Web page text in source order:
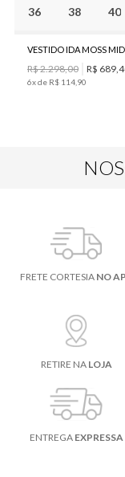
36 38 40
R$2.298,00 R$ 689
6x de R$ 114 90
FRETE CORTESIA NO
RETIRE NA LOJA
ENTREGA EXPRESSA